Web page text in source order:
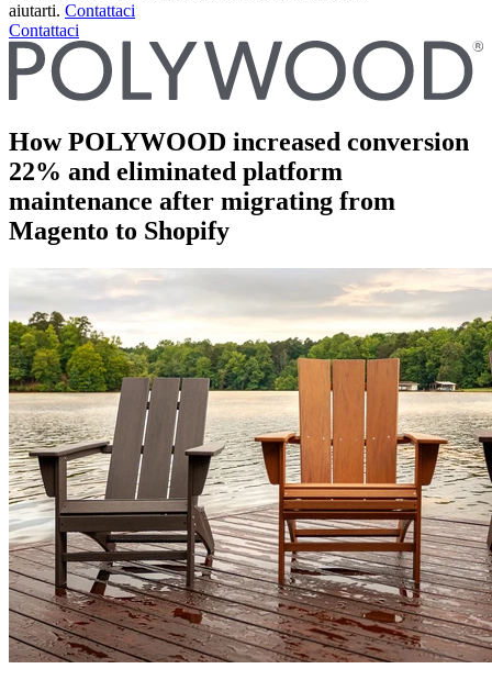
aiutarti. Contattaci
Contattaci
How POLYWOOD increased conversion
22% and eliminated platform
maintenance after migrating from
Magento to Shopify